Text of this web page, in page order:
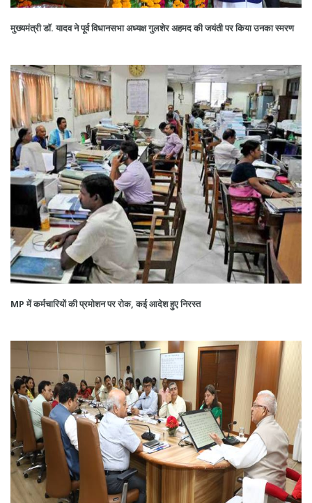
मुख्यमंत्री डॉ. यादव ने पूर्व विधानसभा अध्यक्ष गुलशेर अहमद की जयंती पर किया उनका स्मरण
MP में कर्मचारियों की प्रमोशन पर रोक, कई आदेश हुए निरस्त